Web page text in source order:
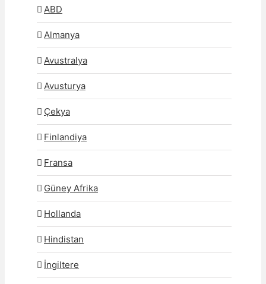
ABD
Almanya
Avustralya
Avusturya
Çekya
Finlandiya
Fransa
Güney Afrika
Hollanda
Hindistan
İngiltere